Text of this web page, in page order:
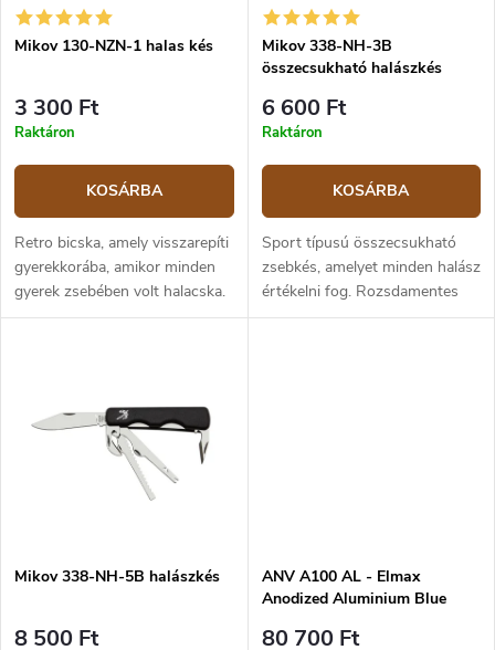
e
z
s
e
s
á
j
Mikov 130-NZN-1 halas kés
3 300 Ft
Raktáron
KOSÁRBA
Retro bicska, amely visszarepíti
gyerekkorába, amikor minden
gyerek zsebében volt halacska.
Mindenre használták, gomba
Mikov 338-NH-3B
összecsukható halászkés
6 600 Ft
Raktáron
KOSÁRBA
Sport típusú összecsukható
zsebkés, amelyet minden halász
értékelni fog. Rozsdamentes
acélból készült, és műanyag a
Mikov 338-NH-5B halászkés
8 500 Ft
ANV A100 AL - Elmax
Anodized Aluminium Blue
80 700 Ft